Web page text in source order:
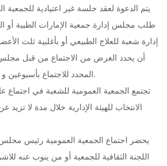
طلب مجلس إدارة جمعية الإمارات الطبية أو
إدارة شعبة للعلاج الطبيعي أو بأغلبية ثلث
أن يحدد الغرض من الاجتماع من قبل مجلس
المحدد للاجتماع بأسبوعين و أن يرفق به جدول الأعمال.
الانتخاب للهيئة الإدارية خلال مدة لا
اللجنة الثقافية للجمعية أو من ينوب عنه